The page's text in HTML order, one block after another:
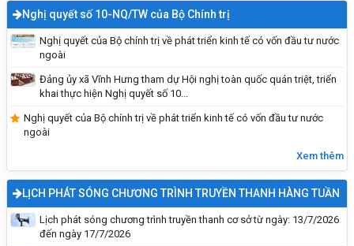
Nghị quyết số 10-NQ/TW của Bộ Chính trị
Nghị quyết của Bộ chính trị về phát triển kinh tế có vốn đầu tư nước
ngoài
Đảng ủy xã Vĩnh Hưng tham dự Hội nghị toàn quốc quán triệt, triển
khai thực hiện Nghị quyết số 10...
Nghị quyết của Bộ chính trị về phát triển kinh tế có vốn đầu tư nước
ngoài
Xem thêm
LỊCH PHÁT SÓNG CHƯƠNG TRÌNH TRUYỀN THANH HÀNG TUẦN
Lịch phát sóng chương trình truyền thanh cơ sở từ ngày: 13/7/2026
đến ngày 17/7/2026
Kỹ năng sống: Đi một mình an toàn